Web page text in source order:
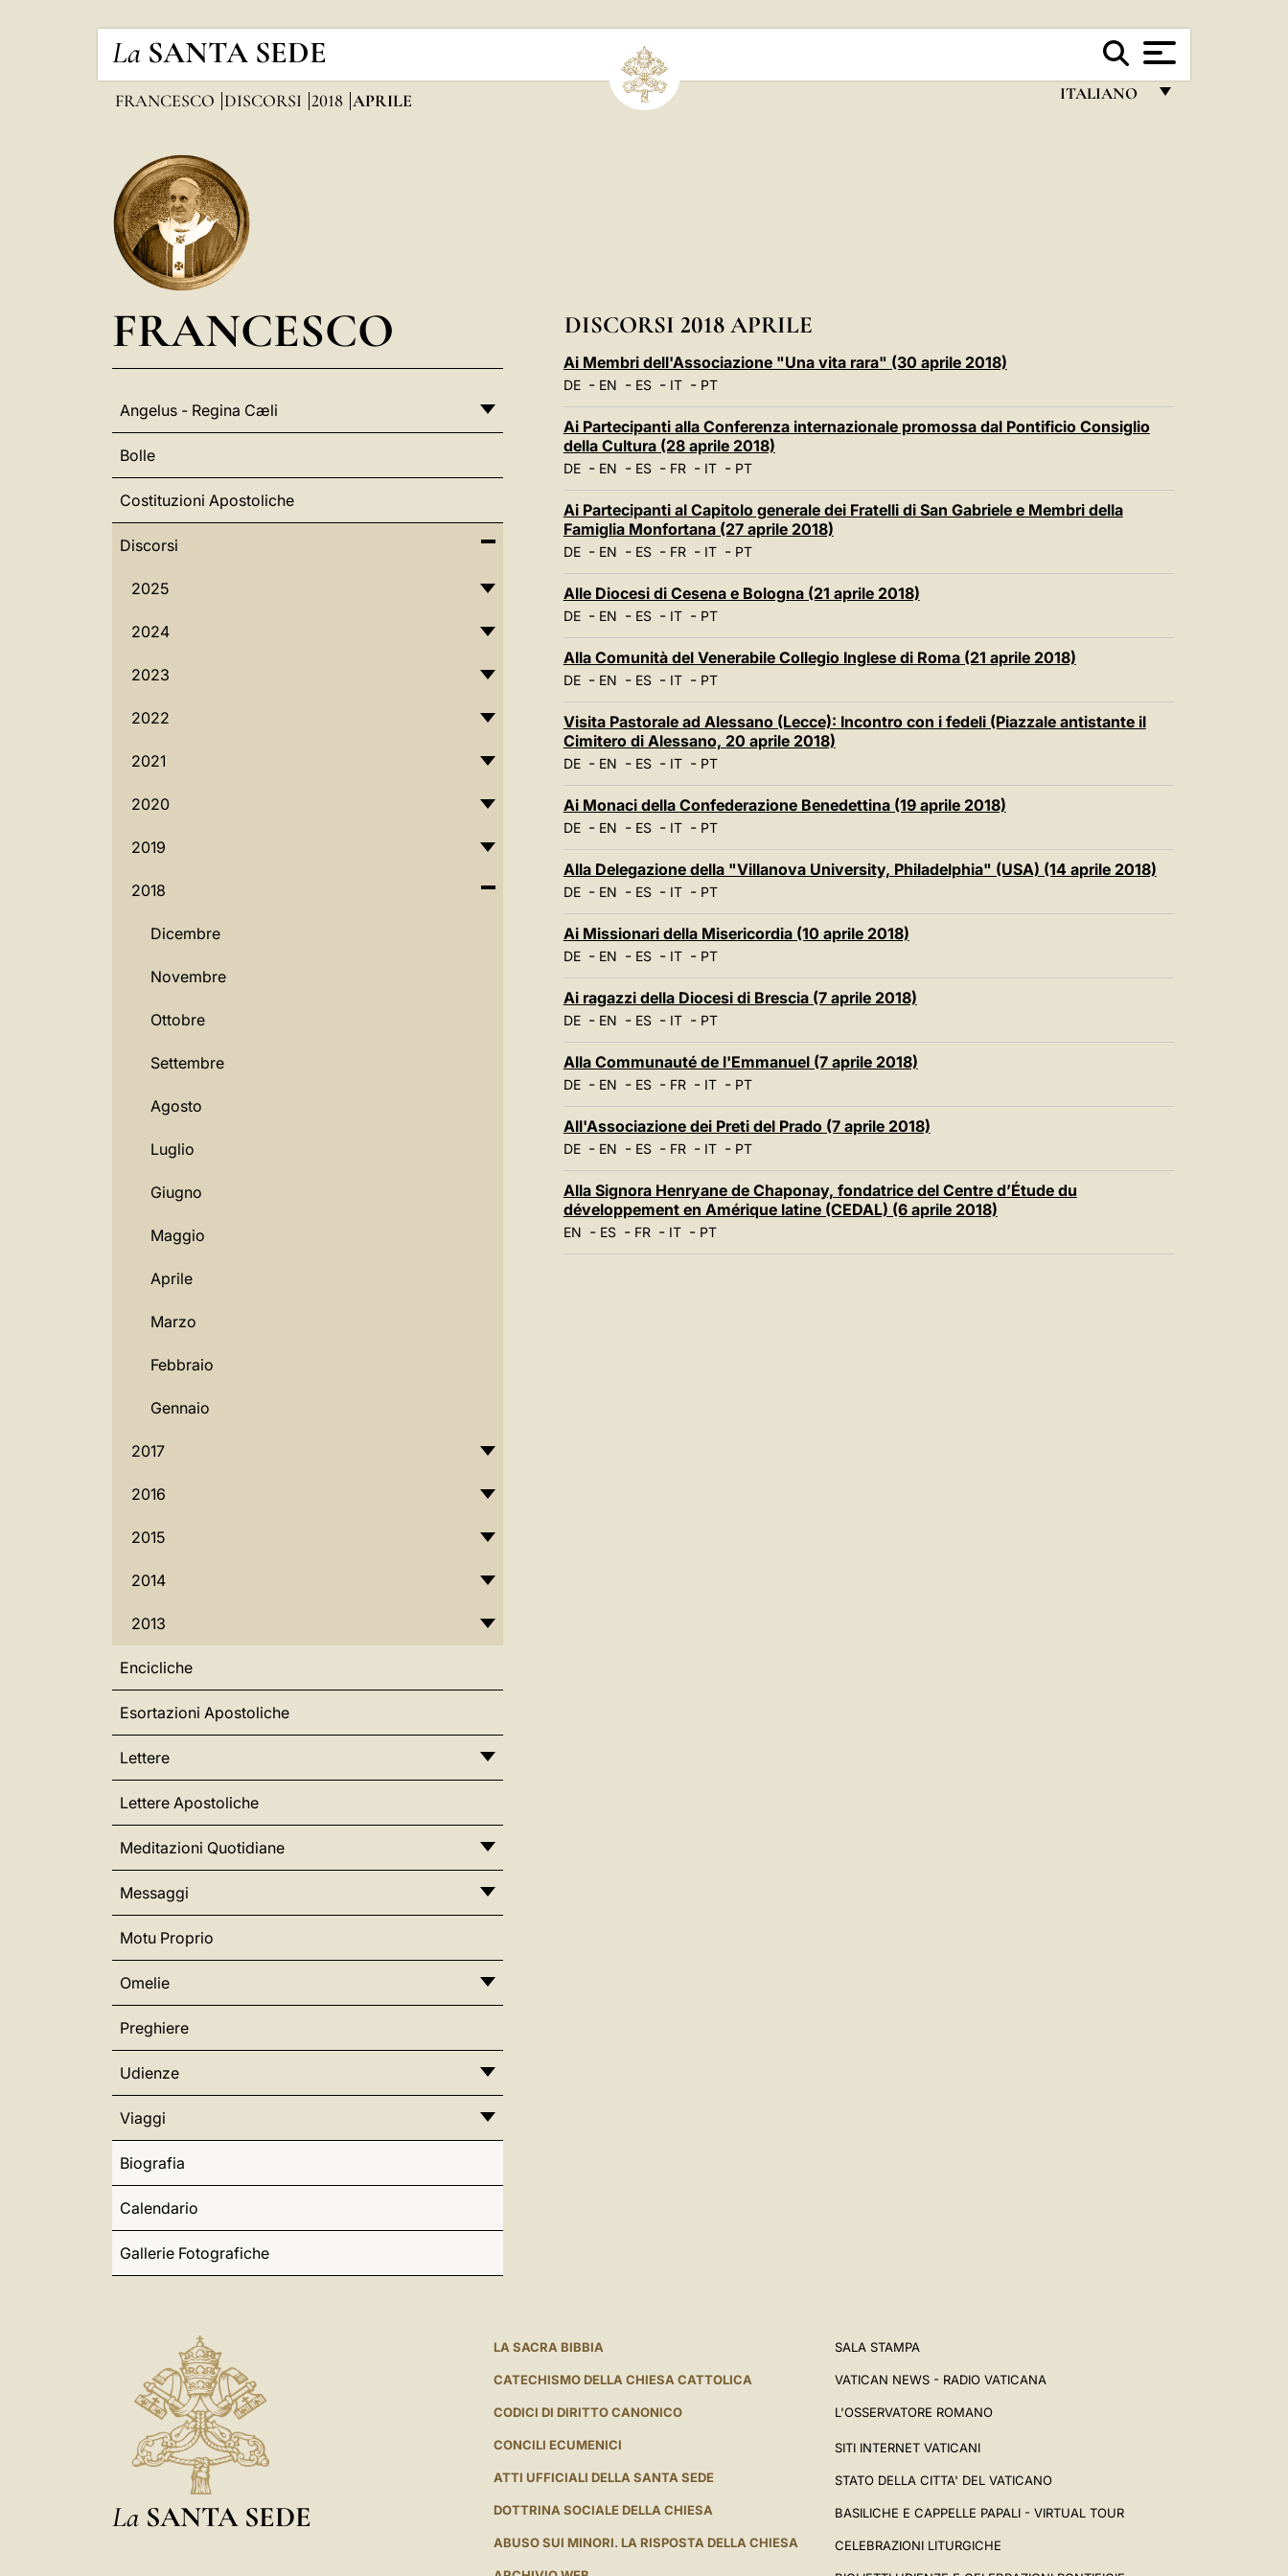
La SANTA SEDE
ITALIANO
中文
FRANCESCO DISCORSI 2018 APRILE
FRANCESCO
Angelus - Regina Cæli
Bolle
Costituzioni Apostoliche
Discorsi
2025
2024
2023
2022
2021
2020
2019
2018
Dicembre
Novembre
Ottobre
Settembre
Agosto
Luglio
Giugno
Maggio
Aprile
Marzo
Febbraio
Gennaio
2017
2016
2015
2014
2013
Encicliche
Esortazioni Apostoliche
Lettere
Lettere Apostoliche
Meditazioni Quotidiane
Messaggi
Motu Proprio
Omelie
Preghiere
Udienze
Viaggi
Biografia
Calendario
Gallerie Fotografiche
DISCORSI 2018 APRILE
Ai Membri dell'Associazione "Una vita rara" (30 aprile 2018)
DE- EN - ES- IT- PT
Ai Partecipanti alla Conferenza internazionale promossa dal Pontificio Consiglio
della Cultura (28 aprile 2018)
DE- EN - ES- FR- IT- PT
Ai Partecipanti al Capitolo generale dei Fratelli di San Gabriele e Membri della
Famiglia Monfortana (27 aprile 2018)
DE- EN - ES- FR- IT- PT
Alle Diocesi di Cesena e Bologna (21 aprile 2018)
DE- EN - ES- IT- PT
Alla Comunità del Venerabile Collegio Inglese di Roma (21 aprile 2018)
DE- EN - ES- IT- PT
Visita Pastorale ad Alessano (Lecce): Incontro con i fedeli (Piazzale antistante il
Cimitero di Alessano, 20 aprile 2018)
DE- EN - ES- IT- PT
Ai Monaci della Confederazione Benedettina (19 aprile 2018)
DE- EN - ES- IT- PT
Alla Delegazione della "Villanova University, Philadelphia" (USA) (14 aprile 2018)
DE- EN - ES- IT- PT
Ai Missionari della Misericordia (10 aprile 2018)
DE- EN - ES- IT- PT
Ai ragazzi della Diocesi di Brescia (7 aprile 2018)
DE- EN - ES- IT- PT
Alla Communauté de l'Emmanuel (7 aprile 2018)
DE- EN - ES- FR- IT- PT
All'Associazione dei Preti del Prado (7 aprile 2018)
DE- EN - ES- FR- IT- PT
Alla Signora Henryane de Chaponay, fondatrice del Centre d’Étude du
développement en Amérique latine (CEDAL) (6 aprile 2018)
EN - ES- FR- IT- PT
La SANTA SEDE
LA SACRA BIBBIA
CATECHISMO DELLA CHIESA CATTOLICA
CODICI DI DIRITTO CANONICO
CONCILI ECUMENICI
ATTI UFFICIALI DELLA SANTA SEDE
DOTTRINA SOCIALE DELLA CHIESA
ABUSO SUI MINORI. LA RISPOSTA DELLA CHIESA
SALA STAMPA
VATICAN NEWS - RADIO VATICANA
L'OSSERVATORE ROMANO
SITI INTERNET VATICANI
STATO DELLA CITTA' DEL VATICANO
BASILICHE E CAPPELLE PAPALI - VIRTUAL TOUR
CELEBRAZIONI LITURGICHE